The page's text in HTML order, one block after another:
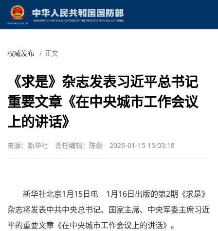
权威发布 / 正文
《求是》杂志发表习近平总书记
重要文章《在中央城市工作会议
上的讲话》
来源：新华社 责任编辑：陈磊 2026-01-15 15:03:18
新华社北京1月15日电 1月16日出版的第2期《求是》
杂志将发表中共中央总书记、国家主席、中央军委主席习近
平的重要文章《在中央城市工作会议上的讲话》。